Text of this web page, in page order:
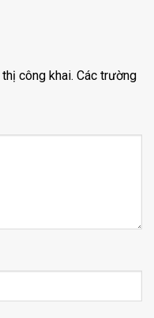
công khai. Các trường